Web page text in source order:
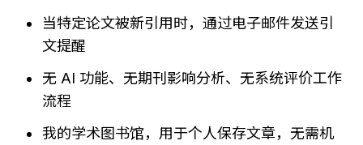
当特定论文被新引用时，通过电子邮件发送引
文提醒
无 AI 功能、无期刊影响分析、无系统评价工作
流程
我的学术图书馆，用于个人保存文章，无需机